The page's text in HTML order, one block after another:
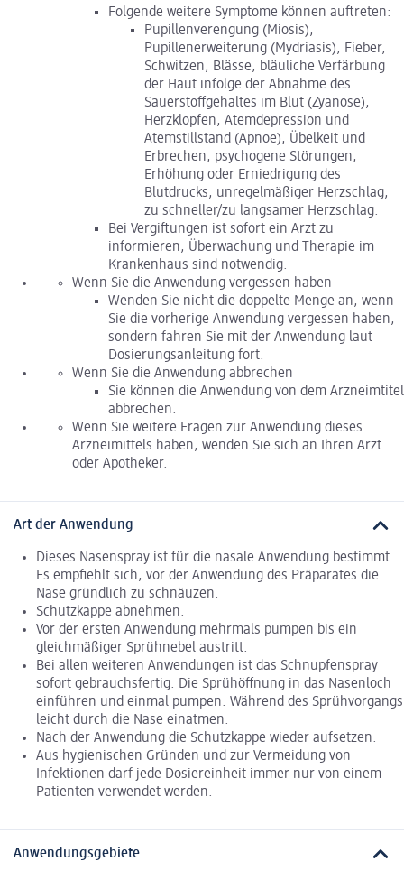
Folgende weitere Symptome können auftreten:
Pupillenverengung (Miosis),
Pupillenerweiterung (Mydriasis), Fieber,
Schwitzen, Blässe, bläuliche Verfärbung
der Haut infolge der Abnahme des
Sauerstoffgehaltes im Blut (Zyanose),
Herzklopfen, Atemdepression und
Atemstillstand (Apnoe), Übelkeit und
Erbrechen, psychogene Störungen,
Erhöhung oder Erniedrigung des
Blutdrucks, unregelmäßiger Herzschlag,
zu schneller/zu langsamer Herzschlag.
Bei Vergiftungen ist sofort ein Arzt zu
informieren, Überwachung und Therapie im
Krankenhaus sind notwendig.
Wenn Sie die Anwendung vergessen haben
Wenden Sie nicht die doppelte Menge an, wenn
Sie die vorherige Anwendung vergessen haben,
sondern fahren Sie mit der Anwendung laut
Dosierungsanleitung fort.
Wenn Sie die Anwendung abbrechen
Sie können die Anwendung von dem Arzneimtitel
abbrechen.
Wenn Sie weitere Fragen zur Anwendung dieses
Arzneimittels haben, wenden Sie sich an Ihren Arzt
oder Apotheker.
Art der Anwendung
Dieses Nasenspray ist für die nasale Anwendung bestimmt.
Es empfiehlt sich, vor der Anwendung des Präparates die
Nase gründlich zu schnäuzen.
Schutzkappe abnehmen.
Vor der ersten Anwendung mehrmals pumpen bis ein
gleichmäßiger Sprühnebel austritt.
Bei allen weiteren Anwendungen ist das Schnupfenspray
sofort gebrauchsfertig. Die Sprühöffnung in das Nasenloch
einführen und einmal pumpen. Während des Sprühvorgangs
leicht durch die Nase einatmen.
Nach der Anwendung die Schutzkappe wieder aufsetzen.
Aus hygienischen Gründen und zur Vermeidung von
Infektionen darf jede Dosiereinheit immer nur von einem
Patienten verwendet werden.
Anwendungsgebiete